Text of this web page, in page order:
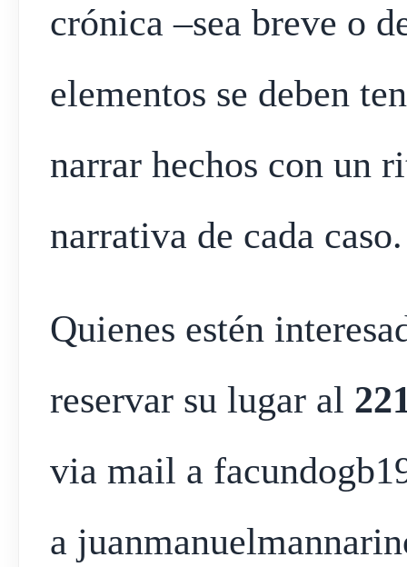
crónica –sea breve o
elementos se deben
narrar hechos con un
narrativa de cada caso.
Quienes estén
reservar su lugar al
via mail a
a